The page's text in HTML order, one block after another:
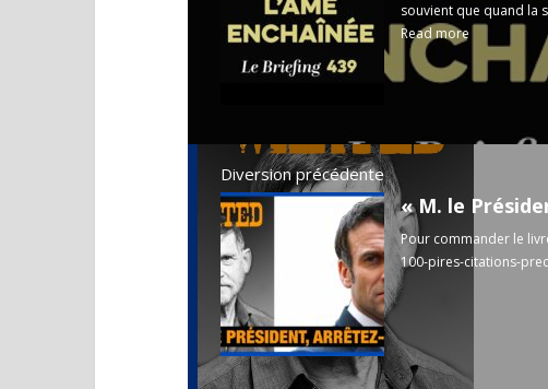
souvient que quand la
Read more
Diversion précédente
Pour commander le
100-pires-citations-